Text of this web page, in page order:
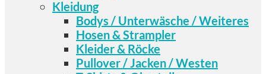
Kleidung
Bodys / Unterwäsche / Weiteres
Hosen & Strampler
Kleider & Röcke
Pullover / Jacken / Westen